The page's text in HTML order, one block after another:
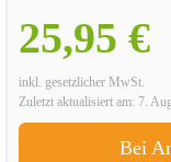
25,95 €
inkl. gesetzlicher MwSt.
Zuletzt aktualisiert am: 7.
Bei